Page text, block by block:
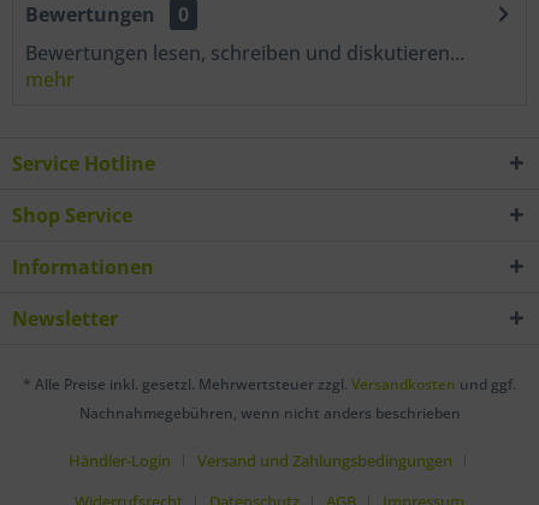
Bewertungen
0
Bewertungen lesen, schreiben und diskutieren...
mehr
Service Hotline
Shop Service
Informationen
Newsletter
* Alle Preise inkl. gesetzl. Mehrwertsteuer zzgl. Versandkosten und ggf.
Nachnahmegebühren, wenn nicht anders beschrieben
Händler-Login
Versand und Zahlungsbedingungen